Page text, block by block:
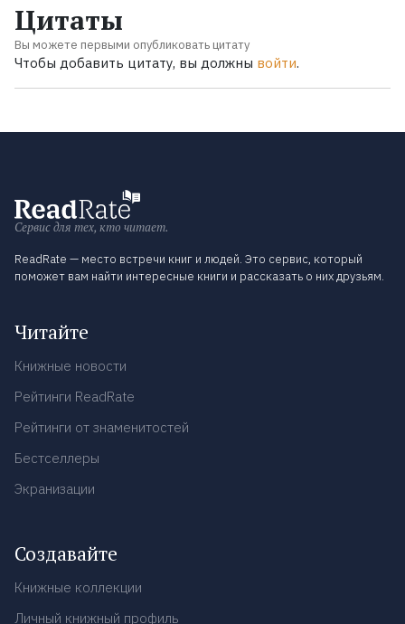
Цитаты
Вы можете первыми опубликовать цитату
Чтобы добавить цитату, вы должны войти.
Сервис для тех, кто читает.
ReadRate — место встречи книг и людей. Это сервис, который
поможет вам найти интересные книги и рассказать о них друзьям.
Читайте
Книжные новости
Рейтинги ReadRate
Рейтинги от знаменитостей
Бестселлеры
Экранизации
Создавайте
Книжные коллекции
Личный книжный профиль